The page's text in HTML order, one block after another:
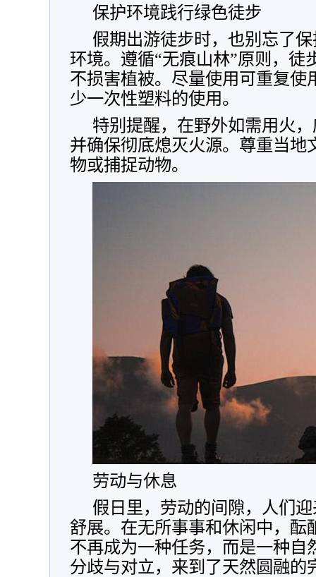
保护环境践行绿色徒步
假期出游徒步时，也别忘了
环境。遵循“无痕山林”原则，徒
不损害植被。尽量使用可重复使
少一次性塑料的使用。
特别提醒，在野外如需用火
并确保彻底熄灭火源。尊重当地
物或捕捉动物。
劳动与休息
假日里，劳动的间隙，人们
舒展。在无所事事和休闲中，酝
不再成为一种任务，而是一种自
分歧与对立，来到了天然圆融的